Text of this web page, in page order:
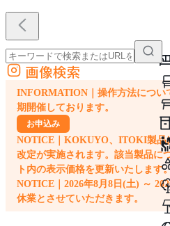
外部サイトの商品をカートに追加
他のサイトで見つけた商品ページのURLを貼り付けて
画像検索
INFORMATION｜操作方法につい
期開催しております。
お申込み
NOTICE｜KOKUYO、ITOKI製品
改定が実施されます。該当製品に
ト内の表示価格を更新いたします
NOTICE｜2026年8月8日(土) ～
休業とさせていただきます。